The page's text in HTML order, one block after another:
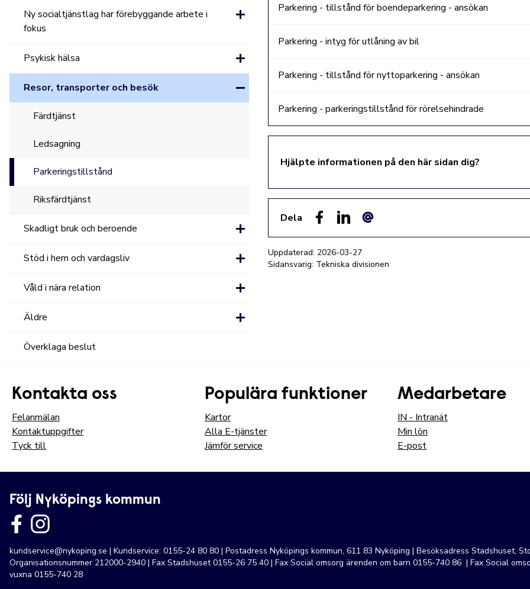
Parkering - tillstånd för boendeparkering - ansökan
Parkering - intyg för utlåning av bil
Parkering - tillstånd för nyttoparkering - ansökan
Parkering - parkeringstillstånd för rörelsehindrade
Hjälpte informationen på den här sidan dig?
Dela
Uppdaterad: 2026-03-27
Sidansvarig: Tekniska divisionen
Ny socialtjänstlag har förebyggande arbete i
fokus
Psykisk hälsa
Resor, transporter och besök
Färdtjänst
Ledsagning
Parkeringstillstånd
Riksfärdtjänst
Skadligt bruk och beroende
Stöd i hem och vardagsliv
Våld i nära relation
Äldre
Överklaga beslut
Kontakta oss
Felanmälan
Kontaktuppgifter
Tyck till
Populära funktioner
Kartor
Alla E-tjänster
Jämför service
Medarbetare
IN - Intranät
Min lön
E-post
Följ Nyköpings kommun
kundservice@nykoping.se | Kundservice: 0155-24 80 80 | Postadress Nyköpings kommun, 611 83 Nyköping | Besöksadress Stadshuset,
Organisationsnummer 212000-2940 | Fax Stadshuset 0155-26 75 40 | Fax Social omsorg ärenden om barn 0155-740 86 | Fax Social
vuxna 0155-740 28